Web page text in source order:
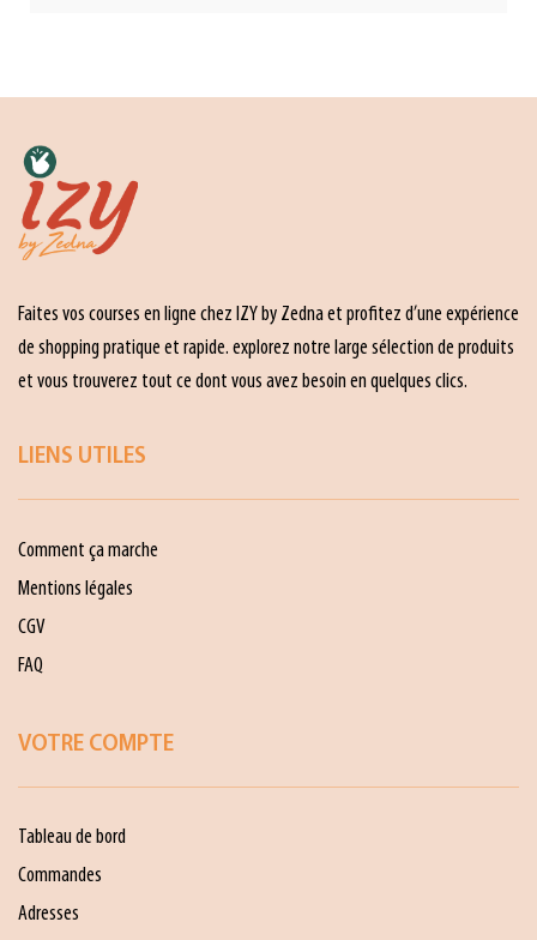
Faites vos courses en ligne chez IZY by Zedna et profitez d’une expérience
de shopping pratique et rapide. explorez notre large sélection de produits
et vous trouverez tout ce dont vous avez besoin en quelques clics.
LIENS UTILES
Comment ça marche
Mentions légales
CGV
FAQ
VOTRE COMPTE
Tableau de bord
Commandes
Adresses